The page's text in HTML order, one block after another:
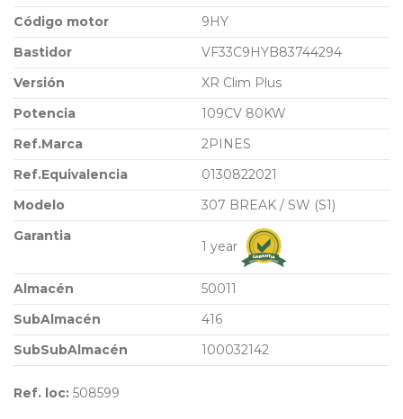
Código motor
9HY
Bastidor
VF33C9HYB83744294
Versión
XR Clim Plus
Potencia
109CV 80KW
Ref.Marca
2PINES
Ref.Equivalencia
0130822021
Modelo
307 BREAK / SW (S1)
Garantia
1 year
Almacén
50011
SubAlmacén
416
SubSubAlmacén
100032142
Ref. loc: 508599